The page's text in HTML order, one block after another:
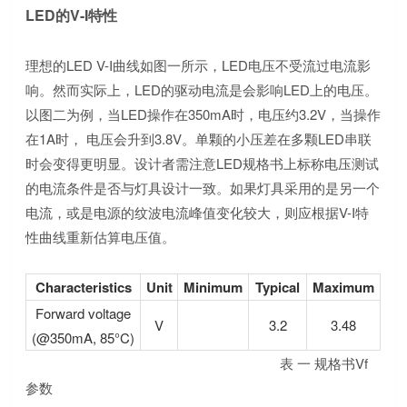
LED的V-I特性
理想的LED V-I曲线如图一所示，LED电压不受流过电流影
响。然而实际上，LED的驱动电流是会影响LED上的电压。
以图二为例，当LED操作在350mA时，电压约3.2V，当操作
在1A时， 电压会升到3.8V。单颗的小压差在多颗LED串联
时会变得更明显。设计者需注意LED规格书上标称电压测试
的电流条件是否与灯具设计一致。如果灯具采用的是另一个
电流，或是电源的纹波电流峰值变化较大，则应根据V-I特
性曲线重新估算电压值。
Characteristics Unit Minimum Typical Maximum
Forward voltage
(@350mA, 85°C)
V 3.2
3.48
表 一 规格书Vf
参数